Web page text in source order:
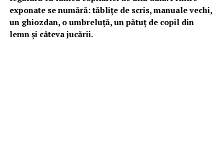
exponate se numără: tăblițe de scris, manuale vechi,
un ghiozdan, o umbreluță, un pătuț de copil din
lemn și câteva jucării.